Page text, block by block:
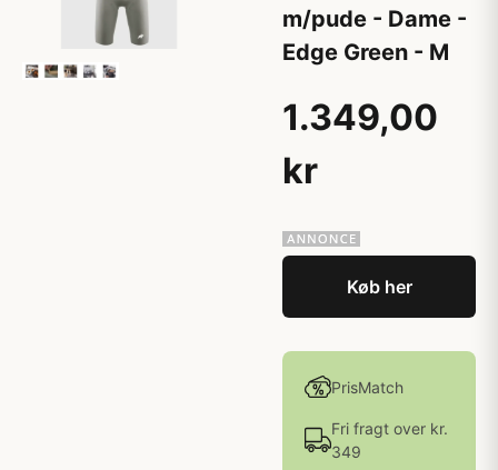
m/pude - Dame -
Edge Green - M
1.349,00
kr
Køb her
PrisMatch
Fri fragt over kr.
349